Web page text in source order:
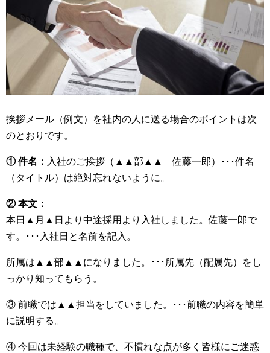
挨拶メール（例文）を社内の人に送る場合のポイントは次
のとおりです。
① 件名： 入社のご挨拶（▲▲部▲▲ 佐藤一郎）･･･件名
（タイトル）は絶対忘れないように。
② 本文：
本日▲月▲日より中途採用より入社しました。佐藤一郎で
す。･･･入社日と名前を記入。
所属は▲▲部▲▲になりました。･･･所属先（配属先）をし
っかり知ってもらう。
③ 前職では▲▲担当をしていました。･･･前職の内容を簡単
に説明する。
④ 今回は未経験の職種で、不慣れな点が多く皆様にご迷惑